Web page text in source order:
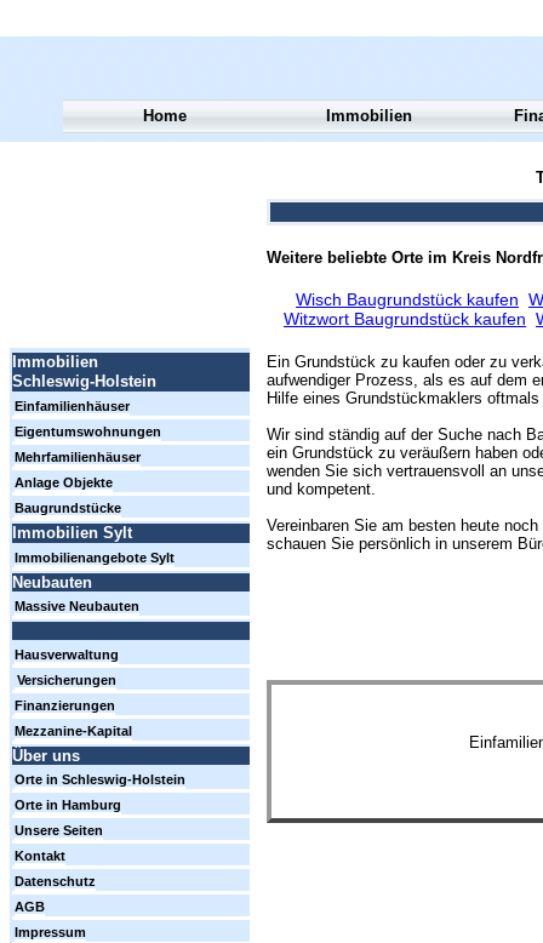
Weitere beliebte Orte im Kreis
Wisch Baugrundstück kaufen
Witzwort Baugrundstück kaufen
Ein Grundstück zu kaufen oder zu
aufwendiger Prozess, als es auf dem
Hilfe eines Grundstückmaklers
Wir sind ständig auf der Suche nach
ein Grundstück zu veräußern haben
wenden Sie sich vertrauensvoll an
und kompetent.
Vereinbaren Sie am besten heute
schauen Sie persönlich in unserem
Home Immobilien
Immobilien
Schleswig-Holstein
Einfamilienhäuser
Eigentumswohnungen
Mehrfamilienhäuser
Anlage Objekte
Baugrundstücke
Immobilien Sylt
Immobilienangebote Sylt
Neubauten
Massive Neubauten
Hausverwaltung
Versicherungen
Finanzierungen
Mezzanine-Kapital
Über uns
Orte in Schleswig-Holstein
Orte in Hamburg
Unsere Seiten
Kontakt
Datenschutz
AGB
Impressum